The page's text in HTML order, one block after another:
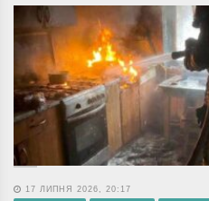
17 ЛИПНЯ 2026, 20:17